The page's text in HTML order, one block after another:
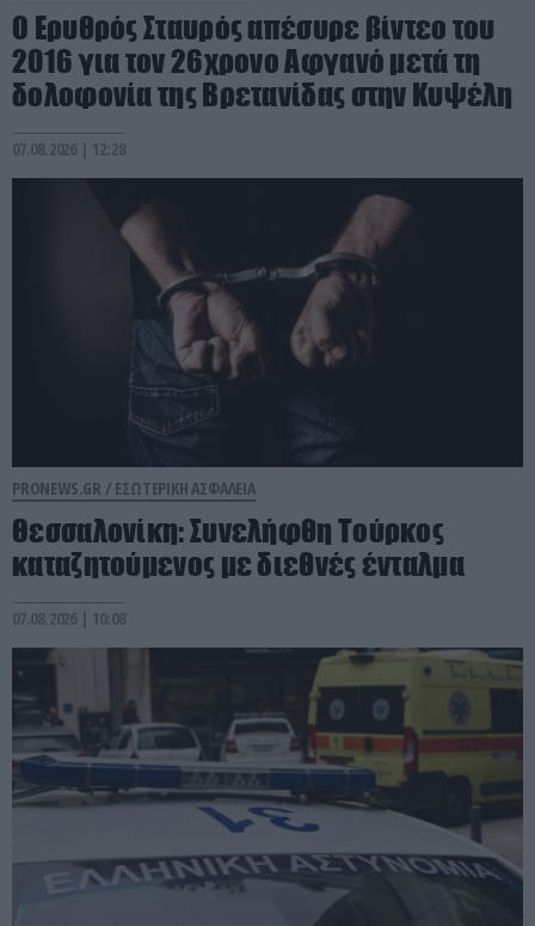
Ο Ερυθρός Σταυρός απέσυρε βίντεο του
2016 για τον 26χρονο Αφγανό μετά τη
δολοφονία της Βρετανίδας στην Κυψέλη
07.08.2026 | 12:28
PRONEWS.GR / ΕΣΩΤΕΡΙΚΗ ΑΣΦΑΛΕΙΑ
Θεσσαλονίκη: Συνελήφθη Τούρκος
καταζητούμενος με διεθνές ένταλμα
07.08.2026 | 10:08